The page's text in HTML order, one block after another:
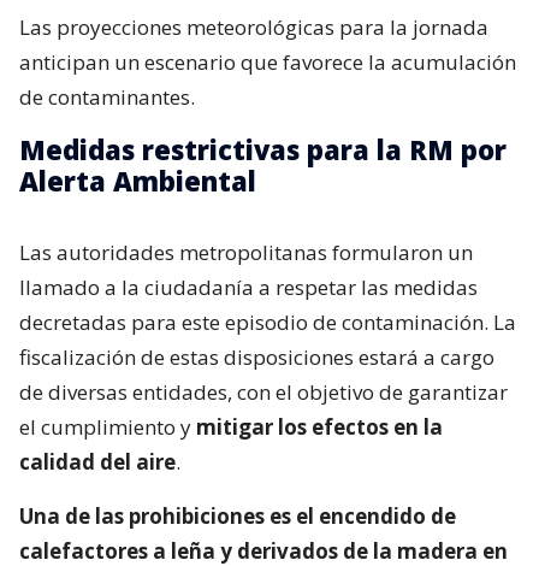
Las proyecciones meteorológicas para la jornada
anticipan un escenario que favorece la acumulación
de contaminantes.
Medidas restrictivas para la RM por
Alerta Ambiental
Las autoridades metropolitanas formularon un
llamado a la ciudadanía a respetar las medidas
decretadas para este episodio de contaminación. La
fiscalización de estas disposiciones estará a cargo
de diversas entidades, con el objetivo de garantizar
el cumplimiento y mitigar los efectos en la
calidad del aire.
Una de las prohibiciones es el encendido de
calefactores a leña y derivados de la madera en